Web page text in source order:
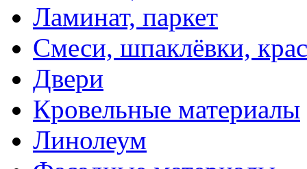
Ламинат, паркет
Смеси, шпаклёвки,
Двери
Кровельные материалы
Линолеум